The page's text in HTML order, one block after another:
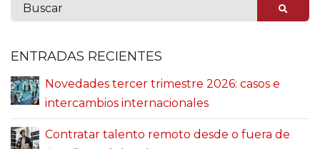
ENTRADAS RECIENTES
Novedades tercer trimestre 2026: casos e
intercambios internacionales
Contratar talento remoto desde o fuera de